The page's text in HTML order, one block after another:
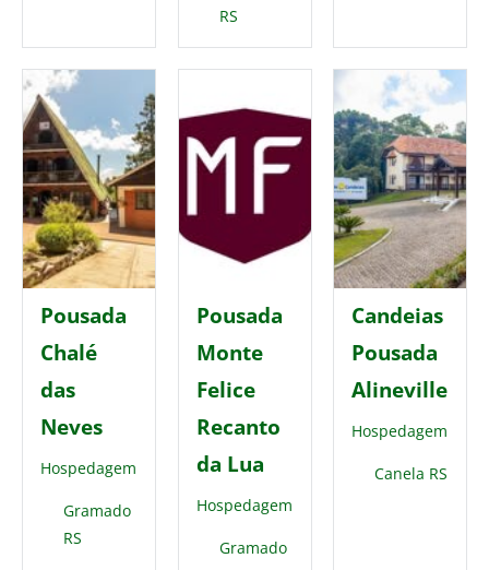
RS
Pousada
Chalé
das
Neves
Hospedagem
Gramado
RS
Pousada
Monte
Felice
Recanto
da Lua
Hospedagem
Gramado
Candeias
Pousada
Alineville
Hospedagem
Canela RS